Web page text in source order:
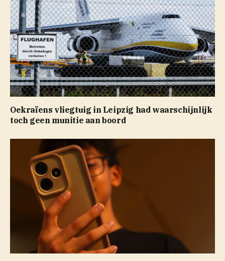
Oekraïens vliegtuig in Leipzig had waarschijnlijk
toch geen munitie aan boord